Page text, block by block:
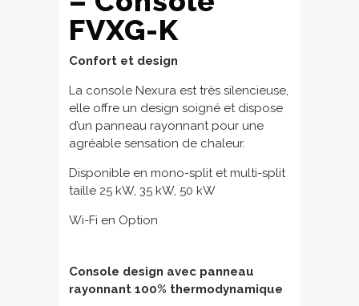
FVXG-K
Confort et design
La console Nexura est très silencieuse,
elle offre un design soigné et dispose
d’un panneau rayonnant pour une
agréable sensation de chaleur.
Disponible en mono-split et multi-split
taille 25 kW, 35 kW, 50 kW
Wi-Fi en Option
Console design avec panneau
rayonnant 100% thermodynamique